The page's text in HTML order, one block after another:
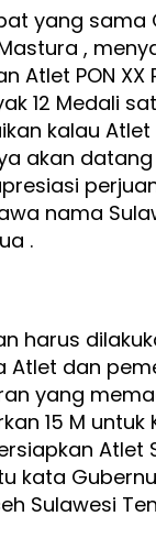
M
e
d
a
l
i
yang sama
,
Atlet PON
12 Medali
kalau
akan
nama
.
harus
Atlet dan
yang
15 M untuk
Atlet
kata
Sulawesi